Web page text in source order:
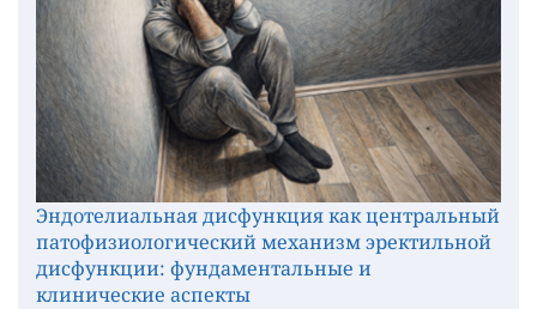
Эндотелиальная дисфункция как центральный
патофизиологический механизм эректильной
дисфункции: фундаментальные и
клинические аспекты